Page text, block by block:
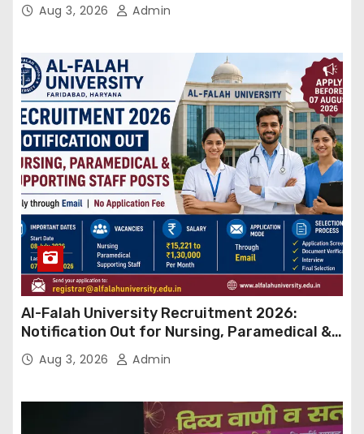
Aug 3, 2026 Admin
Al-Falah University Recruitment 2026:
Notification Out for Nursing, Paramedical &
Supporting Staff Posts, Apply Through Email
Aug 3, 2026 Admin